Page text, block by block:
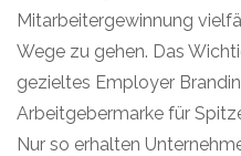
Mitarbeitergewinnung
Wege zu gehen. Das
gezieltes Employer
Arbeitgebermarke für
Nur so erhalten